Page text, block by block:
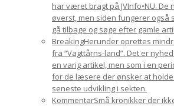
har været bragt på JVInfo•NU. De
øverst, men siden fungerer også
gå tilbage og søge efter gamle
BreakingHerunder oprettes
fra “Vagttårns-land”. Det er
en varig artikel, men som i en
for de læsere der ønsker at
seneste udvikling i sekten.
KommentarSmå kronikker der